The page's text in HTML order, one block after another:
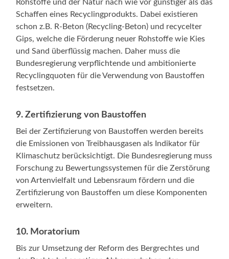
Rohstoffe und der Natur nach wie vor günstiger als das
Schaffen eines Recyclingprodukts. Dabei existieren
schon z.B. R-Beton (Recycling-Beton) und recycelter
Gips, welche die Förderung neuer Rohstoffe wie Kies
und Sand überflüssig machen. Daher muss die
Bundesregierung verpflichtende und ambitionierte
Recyclingquoten für die Verwendung von Baustoffen
festsetzen.
9. Zertifizierung von Baustoffen
Bei der Zertifizierung von Baustoffen werden bereits
die Emissionen von Treibhausgasen als Indikator für
Klimaschutz berücksichtigt. Die Bundesregierung muss
Forschung zu Bewertungssystemen für die Zerstörung
von Artenvielfalt und Lebensraum fördern und die
Zertifizierung von Baustoffen um diese Komponenten
erweitern.
10. Moratorium
Bis zur Umsetzung der Reform des Bergrechtes und